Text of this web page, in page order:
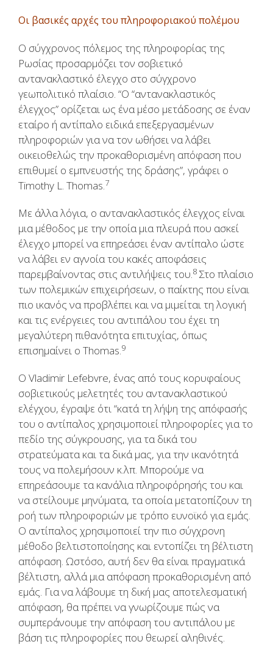
Οι βασικές αρχές του πληροφοριακού πολέμου
Ο σύγχρονος πόλεμος της πληροφορίας της
Ρωσίας προσαρμόζει τον σοβιετικό
αντανακλαστικό έλεγχο στο σύγχρονο
γεωπολιτικό πλαίσιο. “Ο “αντανακλαστικός
έλεγχος” ορίζεται ως ένα μέσο μετάδοσης σε έναν
εταίρο ή αντίπαλο ειδικά επεξεργασμένων
πληροφοριών για να τον ωθήσει να λάβει
οικειοθελώς την προκαθορισμένη απόφαση που
επιθυμεί ο εμπνευστής της δράσης”, γράφει ο
Timothy L. Thomas.7
Με άλλα λόγια, ο αντανακλαστικός έλεγχος είναι
μια μέθοδος με την οποία μια πλευρά που ασκεί
έλεγχο μπορεί να επηρεάσει έναν αντίπαλο ώστε
να λάβει εν αγνοία του κακές αποφάσεις
παρεμβαίνοντας στις αντιλήψεις του.8 Στο πλαίσιο
των πολεμικών επιχειρήσεων, ο παίκτης που είναι
πιο ικανός να προβλέπει και να μιμείται τη λογική
και τις ενέργειες του αντιπάλου του έχει τη
μεγαλύτερη πιθανότητα επιτυχίας, όπως
επισημαίνει ο Thomas.9
Ο Vladimir Lefebvre, ένας από τους κορυφαίους
σοβιετικούς μελετητές του αντανακλαστικού
ελέγχου, έγραψε ότι “κατά τη λήψη της απόφασής
του ο αντίπαλος χρησιμοποιεί πληροφορίες για το
πεδίο της σύγκρουσης, για τα δικά του
στρατεύματα και τα δικά μας, για την ικανότητά
τους να πολεμήσουν κ.λπ. Μπορούμε να
επηρεάσουμε τα κανάλια πληροφόρησής του και
να στείλουμε μηνύματα, τα οποία μετατοπίζουν τη
ροή των πληροφοριών με τρόπο ευνοϊκό για εμάς.
Ο αντίπαλος χρησιμοποιεί την πιο σύγχρονη
μέθοδο βελτιστοποίησης και εντοπίζει τη βέλτιστη
απόφαση. Ωστόσο, αυτή δεν θα είναι πραγματικά
βέλτιστη, αλλά μια απόφαση προκαθορισμένη από
εμάς. Για να λάβουμε τη δική μας αποτελεσματική
απόφαση, θα πρέπει να γνωρίζουμε πώς να
συμπεράνουμε την απόφαση του αντιπάλου με
βάση τις πληροφορίες που θεωρεί αληθινές.